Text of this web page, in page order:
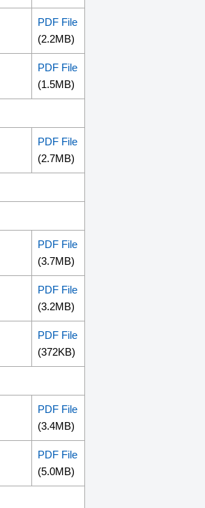
PDF File
(2.2MB)
PDF File
(1.5MB)
PDF File
(2.7MB)
PDF File
(3.7MB)
PDF File
(3.2MB)
PDF File
(372KB)
PDF File
(3.4MB)
PDF File
(5.0MB)